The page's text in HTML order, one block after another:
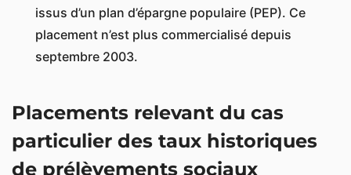
issus d’un plan d’épargne populaire (PEP). Ce
placement n’est plus commercialisé depuis
septembre 2003.
Placements relevant du cas
particulier des taux historiques
de prélèvements sociaux